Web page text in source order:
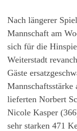
Nach längerer
Mannschaft am
sich für die
Weiterstadt
Gäste
lieferten Norbert
Nicole Kasper
sehr starken 471